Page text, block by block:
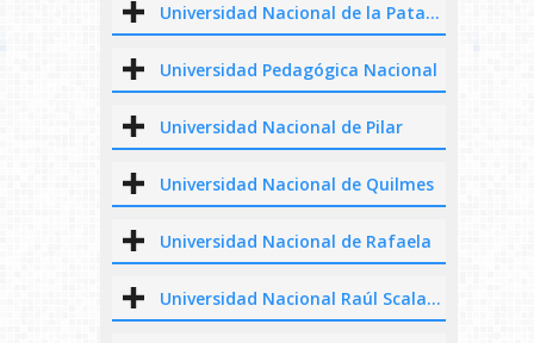
Universidad Nacional de la Patagonia Austral
Universidad Pedagógica Nacional
Universidad Nacional de Pilar
Universidad Nacional de Quilmes
Universidad Nacional de Rafaela
Universidad Nacional Raúl Scalabrini Ortiz